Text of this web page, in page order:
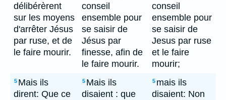
délibérèrent
sur les moyens
d'arrêter Jésus
par ruse, et de
le faire mourir.
conseil
ensemble pour
se saisir de
Jésus par
finesse, afin de
le faire mourir.
conseil
ensemble pour
se saisir de
Jesus par ruse
et le faire
mourir;
5 Mais ils
dirent: Que ce
5 Mais ils
disaient : que
5 mais ils
disaient: Non